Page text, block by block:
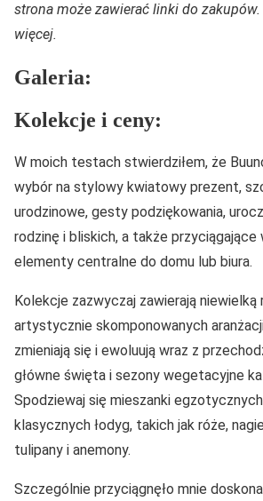
strona może zawierać linki do
więcej.
Galeria:
Kolekcje i ceny:
W moich testach stwierdziłem, że
wybór na stylowy kwiatowy prezent,
urodzinowe, gesty podziękowania,
rodzinę i bliskich, a także przyciągające
elementy centralne do domu lub biura.
Kolekcje zazwyczaj zawierają niewielką
artystycznie skomponowanych
zmieniają się i ewoluują wraz z
główne święta i sezony wegetacyjne
Spodziewaj się mieszanki
klasycznych łodyg, takich jak róże,
tulipany i anemony.
Szczególnie przyciągnęło mnie